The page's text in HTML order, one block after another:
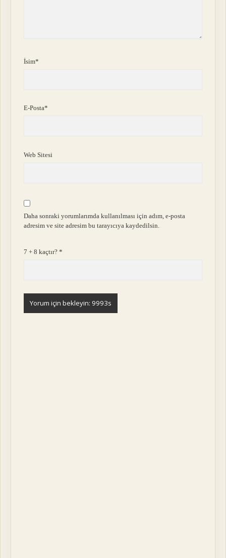
İsim*
E-Posta*
Web Sitesi
Daha sonraki yorumlarımda kullanılması için adım, e-posta
adresim ve site adresim bu tarayıcıya kaydedilsin.
7 + 8 kaçtır?*